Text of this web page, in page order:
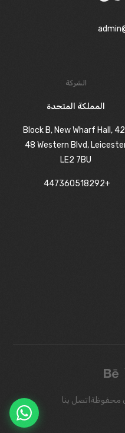
الشركة
المملكة المتحدة
Block B, New Wharf Hall,
48 Western Blvd,
LE2 7BU
+447360518292
محفوظة اتصل بنا سعر